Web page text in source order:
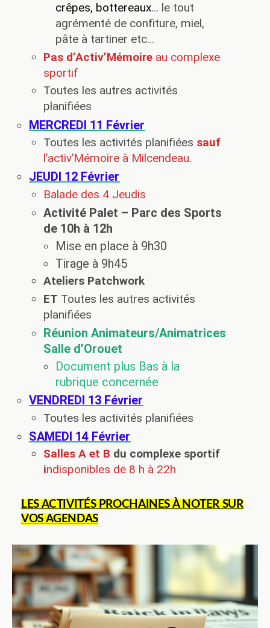
crêpes, bottereaux… le tout
agrémenté de confiture, miel,
pâte à tartiner etc…
Pas d’Activ’Mémoire au complexe
sportif
Toutes les autres activités
planifiées
MERCREDI 11 Février
Toutes les activités planifiées sauf
l’activ’Mémoire à Milcendeau.
JEUDI 12 Février
Balade des 4 Jeudis
Activité Palet – Parc des Sports
de 10h à 12h
Mise en place à 9h30
Tirage à 9h45
Ateliers Patchwork
ET Toutes les autres activités
planifiées
Réunion Animateurs/Animatrices
Salle d’Orouet
Document plus Bas à la
rubrique concernée
VENDREDI 13 Février
Toutes les activités planifiées
SAMEDI 14 Février
Salles A et B du complexe sportif
indisponibles de 8 h à 22h
LES ACTIVITÉS PROCHAINES À NOTER SUR
VOS AGENDAS